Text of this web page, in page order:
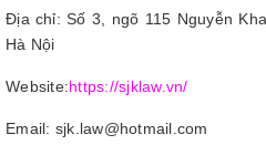
Địa chỉ: Số 3, ngõ 115 Nguyễn
Hà Nội
Website:https://sjklaw.vn/
Email: sjk.law@hotmail.com